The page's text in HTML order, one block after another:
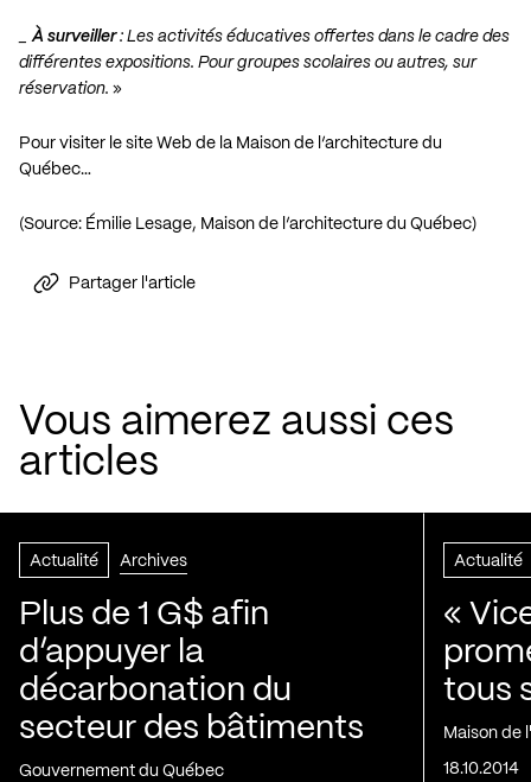
_À surveiller: Les activités éducatives offertes dans le cadre des
différentes expositions. Pour groupes scolaires ou autres, sur
réservation. »
Pour visiter le site Web de la Maison de l’architecture du
Québec…
(Source: Émilie Lesage, Maison de l’architecture du Québec)
Partager l'article
Vous aimerez aussi ces
articles
Actualité Archives
Plus de 1 G$ afin
d’appuyer la
décarbonation du
secteur des bâtiments
Gouvernement du Québec
Actualité
«
tous
Maison de
18.10.2014